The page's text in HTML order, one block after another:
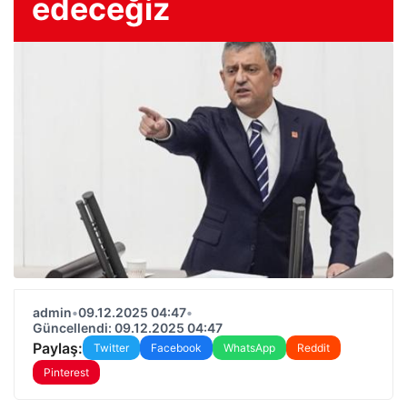
edeceğiz
admin•09.12.2025 04:47•
Güncellendi: 09.12.2025 04:47
Paylaş: Twitter Facebook WhatsApp
Reddit
Pinterest